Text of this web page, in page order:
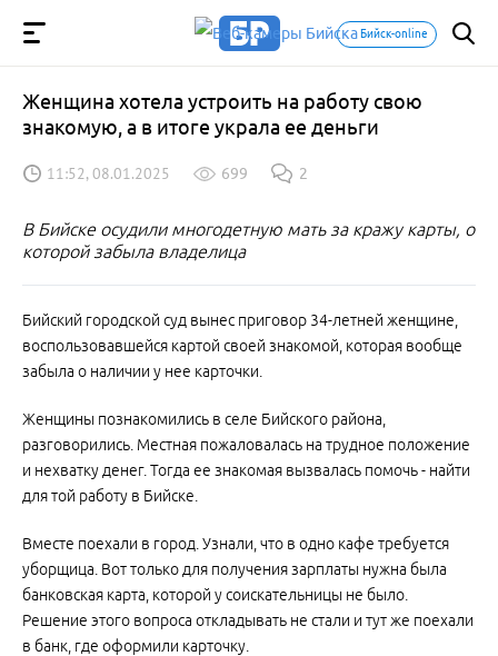
Бийск-online
Женщина хотела устроить на работу свою
знакомую, а в итоге украла ее деньги
11:52, 08.01.2025 699 2
В Бийске осудили многодетную мать за кражу карты, о
которой забыла владелица
Бийский городской суд вынес приговор 34-летней женщине,
воспользовавшейся картой своей знакомой, которая вообще
забыла о наличии у нее карточки.
Женщины познакомились в селе Бийского района,
разговорились. Местная пожаловалась на трудное положение
и нехватку денег. Тогда ее знакомая вызвалась помочь - найти
для той работу в Бийске.
Вместе поехали в город. Узнали, что в одно кафе требуется
уборщица. Вот только для получения зарплаты нужна была
банковская карта, которой у соискательницы не было.
Решение этого вопроса откладывать не стали и тут же поехали
в банк, где оформили карточку.